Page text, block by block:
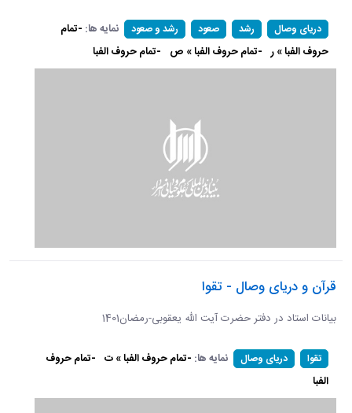
دریای وصال رشد صعود رشد و صعود نمایه ها: -تمام
حروف الفبا » ر -تمام حروف الفبا » ص -تمام حروف الفبا
قرآن و دریای وصال - تقوا
بیانات استاد در دفتر حضرت آیت الله یعقوبی-رمضان1401
تقوا دریای وصال نمایه ها: -تمام حروف الفبا » ت -تمام حروف
الفبا